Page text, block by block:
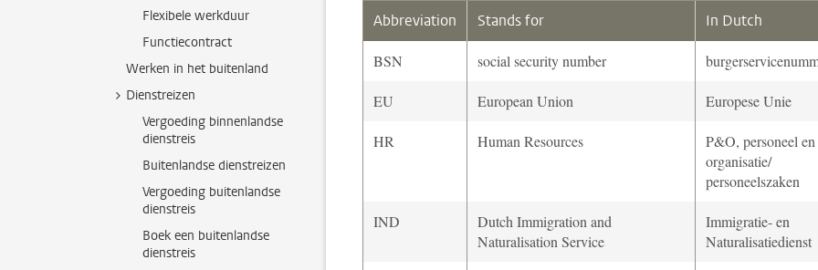
Flexibele werkduur
Functiecontract
Werken in het buitenland
Dienstreizen
Vergoeding binnenlandse
dienstreis
Buitenlandse dienstreizen
Vergoeding buitenlandse
dienstreis
Boek een buitenlandse
dienstreis
Abbreviation Stands for In Dutch
BSN social security number
EU European Union Europese Unie
HR Human Resources
P&O, personeel en
organisatie/
personeelszaken
IND
Dutch Immigration and
Naturalisation Service
Immigratie- en
Naturalisatiedienst